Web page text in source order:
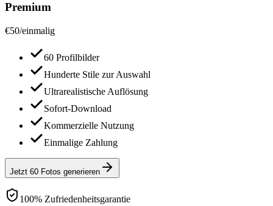
Premium
€50/einmalig
60 Profilbilder
Hunderte Stile zur Auswahl
Ultrarealistische Auflösung
Sofort-Download
Kommerzielle Nutzung
Einmalige Zahlung
Jetzt 60 Fotos generieren
100% Zufriedenheitsgarantie